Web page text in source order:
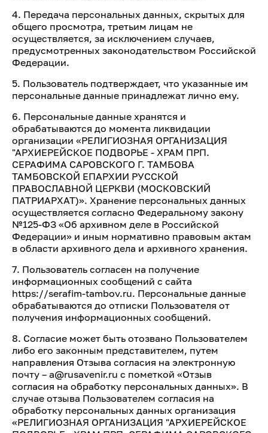
4. Передача персональных данных, скрытых для
общего просмотра, третьим лицам не
осуществляется, за исключением случаев,
предусмотренных законодательством Российской
Федерации.
5. Пользователь подтверждает, что указанные им
персональные данные принадлежат лично ему.
6. Персональные данные хранятся и
обрабатываются до момента ликвидации
организации «РЕЛИГИОЗНАЯ ОРГАНИЗАЦИЯ
"АРХИЕРЕЙСКОЕ ПОДВОРЬЕ - ХРАМ ПРП.
СЕРАФИМА САРОВСКОГО Г. ТАМБОВА
ТАМБОВСКОЙ ЕПАРХИИ РУССКОЙ
ПРАВОСЛАВНОЙ ЦЕРКВИ (МОСКОВСКИЙ
ПАТРИАРХАТ)». Хранение персональных данных
осуществляется согласно Федеральному закону
№125-ФЗ «Об архивном деле в Российской
Федерации» и иным нормативно правовым актам
в области архивного дела и архивного хранения.
7. Пользователь согласен на получение
информационных сообщений с сайта
https://serafim-tambov.ru. Персональные данные
обрабатываются до отписки Пользователя от
получения информационных сообщений.
8. Согласие может быть отозвано Пользователем
либо его законным представителем, путем
направления Отзыва согласия на электронную
почту – a@rusavenir.ru с пометкой «Отзыв
согласия на обработку персональных данных». В
случае отзыва Пользователем согласия на
обработку персональных данных организация
«РЕЛИГИОЗНАЯ ОРГАНИЗАЦИЯ "АРХИЕРЕЙСКОЕ